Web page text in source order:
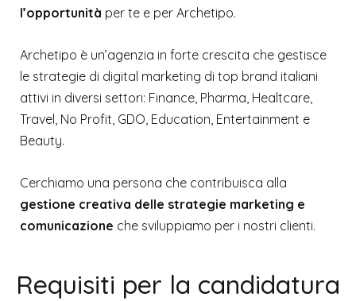
l’opportunità per te e per Archetipo.
Archetipo è un’agenzia in forte crescita che gestisce
le strategie di digital marketing di top brand italiani
attivi in diversi settori: Finance, Pharma, Healtcare,
Travel, No Profit, GDO, Education, Entertainment e
Beauty.
Cerchiamo una persona che contribuisca alla
gestione creativa delle strategie marketing e
comunicazione che sviluppiamo per i nostri clienti.
Requisiti per la candidatura